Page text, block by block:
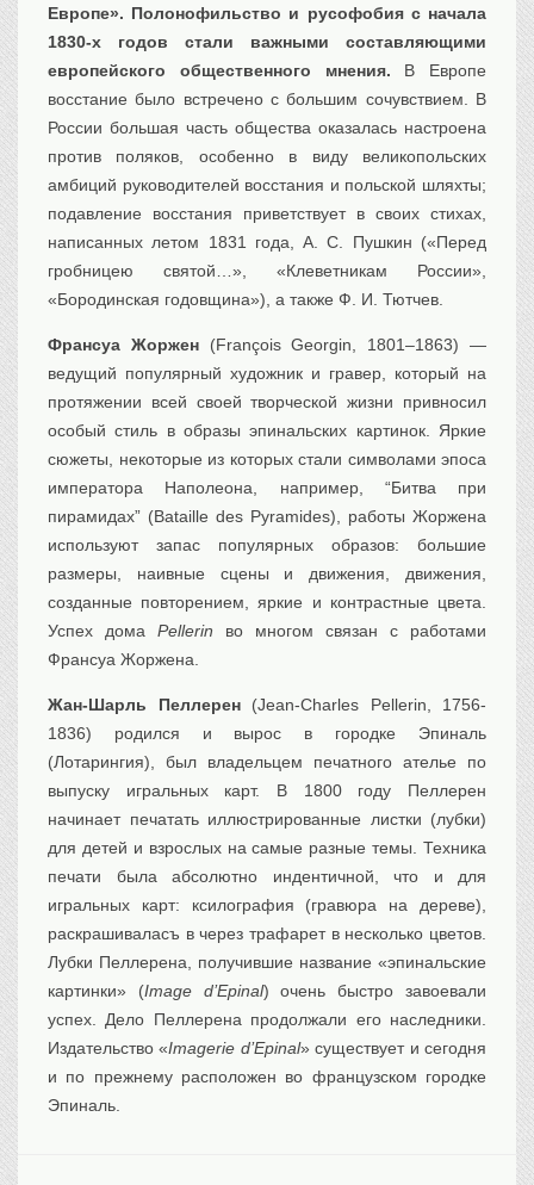
Европе». Полонофильство и русофобия с начала
1830-х годов стали важными составляющими
европейского общественного мнения. В Европе
восстание было встречено с большим сочувствием. В
России большая часть общества оказалась настроена
против поляков, особенно в виду великопольских
амбиций руководителей восстания и польской шляхты;
подавление восстания приветствует в своих стихах,
написанных летом 1831 года, А. С. Пушкин («Перед
гробницею святой…», «Клеветникам России»,
«Бородинская годовщина»), а также Ф. И. Тютчев.
Франсуа Жоржен(François Georgin, 1801–1863) —
ведущий популярный художник и гравер, который на
протяжении всей своей творческой жизни привносил
особый стиль в образы эпинальских картинок. Яркие
сюжеты, некоторые из которых стали символами эпоса
императора Наполеона, например, “Битва при
пирамидах” (Bataille des Pyramides), работы Жоржена
используют запас популярных образов: большие
размеры, наивные сцены и движения, движения,
созданные повторением, яркие и контрастные цвета.
Успех дома Pellerin во многом связан с работами
Франсуа Жоржена.
Жан-Шарль Пеллерен(Jean-Charles Pellerin, 1756-
1836) родился и вырос в городке Эпиналь
(Лотарингия), был владельцем печатного ателье по
выпуску игральных карт. В 1800 году Пеллерен
начинает печатать иллюстрированные листки (лубки)
для детей и взрослых на самые разные темы. Техника
печати была абсолютно индентичной, что и для
игральных карт: ксилография (гравюра на дереве),
раскрашиваласъ в через трафарет в несколько цветов.
Лубки Пеллерена, получившие название «эпинальские
картинки» (Image d’Epinal) очень быстро завоевали
успех. Дело Пеллерена продолжали его наследники.
Издательство «Imagerie d’Epinal» существует и сегодня
и по прежнему расположен во французском городке
Эпиналь.